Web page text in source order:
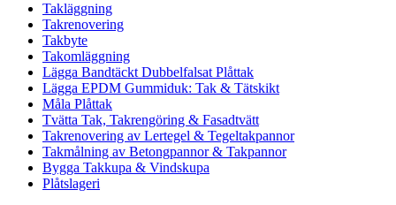
Takläggning
Takrenovering
Takbyte
Takomläggning
Lägga Bandtäckt Dubbelfalsat Plåttak
Lägga EPDM Gummiduk: Tak & Tätskikt
Måla Plåttak
Tvätta Tak, Takrengöring & Fasadtvätt
Takrenovering av Lertegel & Tegeltakpannor
Takmålning av Betongpannor & Takpannor
Bygga Takkupa & Vindskupa
Plåtslageri